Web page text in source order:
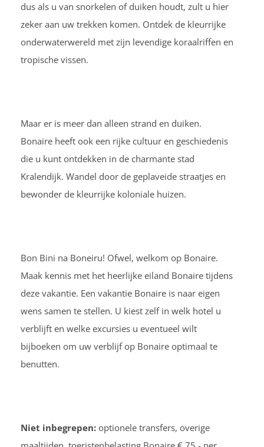
dus als u van snorkelen of duiken houdt, zult u hier
zeker aan uw trekken komen. Ontdek de kleurrijke
onderwaterwereld met zijn levendige koraalriffen en
tropische vissen.
Maar er is meer dan alleen strand en duiken.
Bonaire heeft ook een rijke cultuur en geschiedenis
die u kunt ontdekken in de charmante stad
Kralendijk. Wandel door de geplaveide straatjes en
bewonder de kleurrijke koloniale huizen.
Bon Bini na Boneiru! Ofwel, welkom op Bonaire.
Maak kennis met het heerlijke eiland Bonaire tijdens
deze vakantie. Een vakantie Bonaire is naar eigen
wens samen te stellen. U kiest zelf in welk hotel u
verblijft en welke excursies u eventueel wilt
bijboeken om uw verblijf op Bonaire optimaal te
benutten.
Niet inbegrepen: optionele transfers, overige